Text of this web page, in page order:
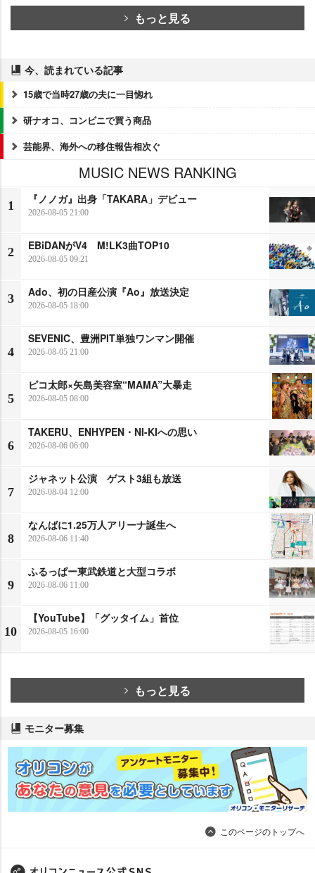
もっと見る
今、読まれている記事
15歳で当時27歳の夫に一目惚れ
研ナオコ、コンビニで買う商品
芸能界、海外への移住報告相次ぐ
MUSIC NEWS RANKING
1
『ノノガ』出身「TAKARA」デビュー
2026-08-05 21:00
2
EBiDANがV4 M!LK3曲TOP10
2026-08-05 09:21
3
Ado、初の日産公演『Ao』放送決定
2026-08-05 18:00
4
SEVENIC、豊洲PIT単独ワンマン開催
2026-08-05 21:00
5
ピコ太郎×矢島美容室“MAMA”大暴走
2026-08-05 08:00
6
TAKERU、ENHYPEN・NI-KIへの思い
2026-08-06 06:00
7
ジャネット公演 ゲスト3組も放送
2026-08-04 12:00
8
なんばに1.25万人アリーナ誕生へ
2026-08-06 11:40
9
ふるっぱー東武鉄道と大型コラボ
2026-08-06 11:00
10
【YouTube】「グッタイム」首位
2026-08-05 16:00
もっと見る
モニター募集
このページのトップへ